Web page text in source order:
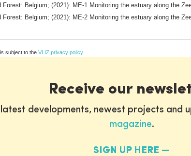
Belgium; (2021): ME-1 Monitoring the estuary along the
Belgium; (2021): ME-2 Monitoring the estuary along the
subject to the VLIZ privacy policy
Receive our
developments, newest projects and
magazine.
SIGN UP HERE